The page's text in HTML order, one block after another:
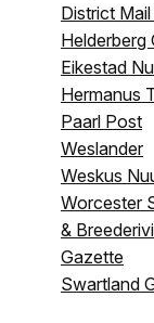
District Mail
Helderberg
Eikestad
Hermanus
Paarl Post
Weslander
Weskus
Worcester
&
Gazette
Swartland